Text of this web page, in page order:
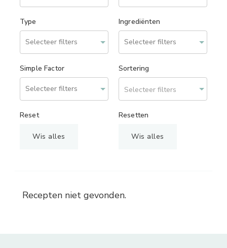
Type Ingrediënten
Simple Factor Sortering
Selecteer filters
Reset
Wis alles
Resetten
Wis alles
Recepten niet gevonden.